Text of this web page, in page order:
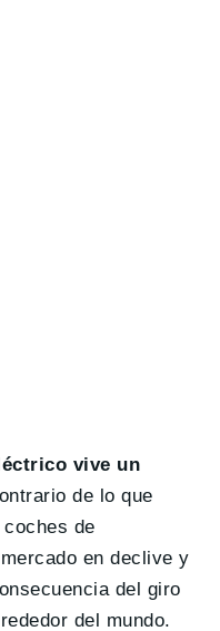
vive un
de lo que
de
en declive y
del giro
del mundo.